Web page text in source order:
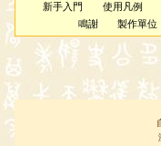
新手入門 使用凡例
鳴謝
製作單位